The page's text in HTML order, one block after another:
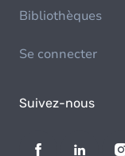
Bibliothèques
Se connecter
Suivez-nous